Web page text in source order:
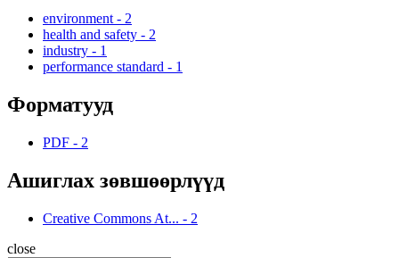
environment - 2
health and safety - 2
industry - 1
performance standard - 1
Форматууд
PDF - 2
Ашиглах зөвшөөрлүүд
Creative Commons At... - 2
close